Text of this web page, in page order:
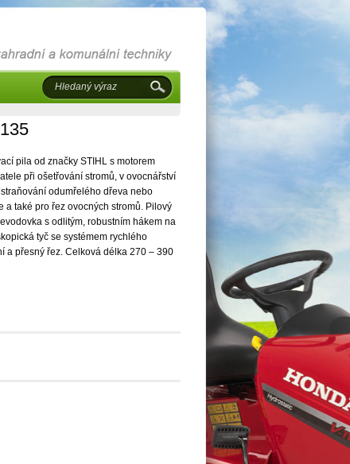
pila od značky STIHL s motorem
při ošetřování stromů, v ovocnářství
odumřelého dřeva nebo
a také pro řez ovocných stromů. Pilový
s odlitým, robustním hákem na
tyč se systémem rychlého
a přesný řez. Celková délka 270 – 390